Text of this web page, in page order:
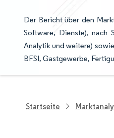
Der Bericht über den
Software, Dienste), nach
Analytik und weitere)
BFSI, Gastgewerbe,
Startseite